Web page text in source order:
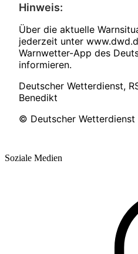
Hinweis:
Über die aktuelle
jederzeit unter
Warnwetter-App des
informieren.
Deutscher Wetterdienst,
Benedikt
© Deutscher Wetterdienst
Soziale Medien